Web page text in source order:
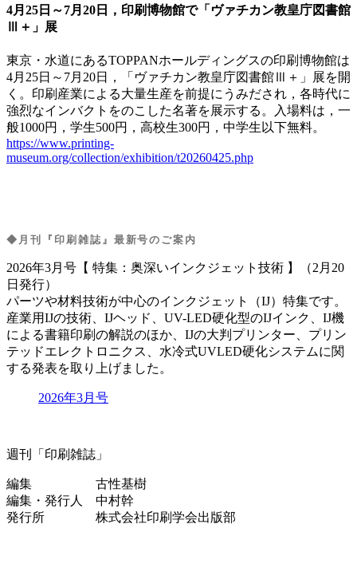
4月25日～7月20日，印刷博物館で「ヴァチカン教皇庁図書館
Ⅲ＋」展
東京・水道にあるTOPPANホールディングスの印刷博物館は
4月25日～7月20日，「ヴァチカン教皇庁図書館Ⅲ＋」展を開
く。印刷産業による大量生産を前提にうみだされ，各時代に
強烈なインバクトをのこした名著を展示する。入場料は，一
般1000円，学生500円，高校生300円，中学生以下無料。
https://www.printing-
museum.org/collection/exhibition/t20260425.php
◆ 月刊『印刷雑誌』最新号のご案内
2026年3月号【 特集：奥深いインクジェット技術 】（2月20
日発行）
パーツや材料技術が中心のインクジェット（IJ）特集です。
産業用IJの技術、IJヘッド、UV-LED硬化型のIJインク、IJ機
による書籍印刷の解説のほか、IJの大判プリンター、プリン
テッドエレクトロニクス、水冷式UVLED硬化システムに関
する発表を取り上げました。
2026年3月号
週刊「印刷雑誌」
編集 古性基樹
編集・発行人 中村幹
発行所 株式会社印刷学会出版部